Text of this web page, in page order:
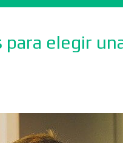
para elegir